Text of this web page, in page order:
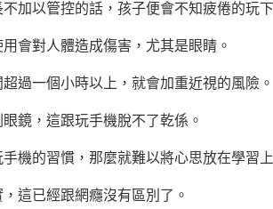
以管控的話，孩子便會不知疲倦的玩下
對人體造成傷害，尤其是眼睛。
一個小時以上，就會加重近視的風險。
，這跟玩手機脫不了乾係。
的習慣，那麼就難以將心思放在學習
已經跟網癮沒有區別了。